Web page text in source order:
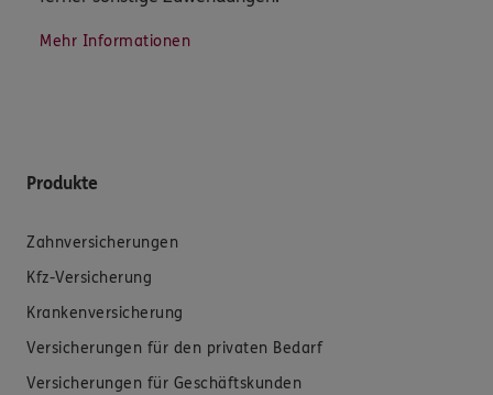
Mehr Informationen
Produkte
Zahnversicherungen
Kfz-Versicherung
Krankenversicherung
Versicherungen für den privaten Bedarf
Versicherungen für Geschäftskunden